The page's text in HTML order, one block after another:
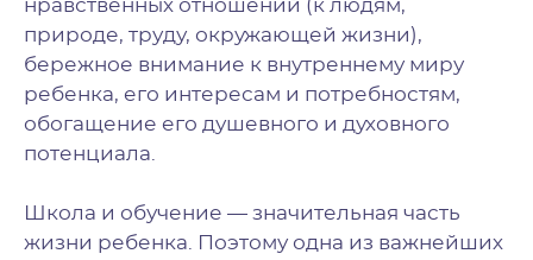
нравственных отношений (к людям,
природе, труду, окружающей жизни),
бережное внимание к внутреннему миру
ребенка, его интересам и потребностям,
обогащение его душевного и духовного
потенциала.
Школа и обучение — значительная часть
жизни ребенка. Поэтому одна из важнейших